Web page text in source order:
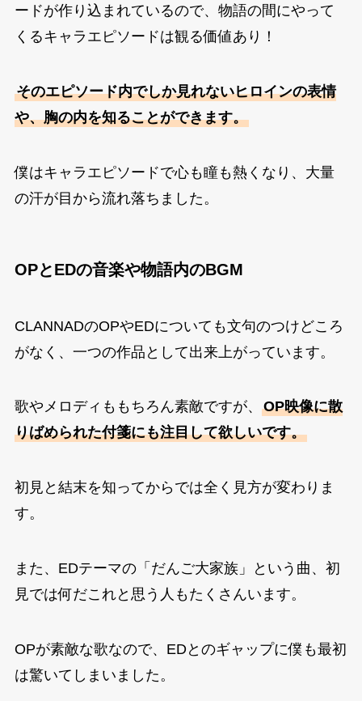
ードが作り込まれているので、物語の間にやって
くるキャラエピソードは観る価値あり！
そのエピソード内でしか見れないヒロインの表情
や、胸の内を知ることができます。
僕はキャラエピソードで心も瞳も熱くなり、大量
の汗が目から流れ落ちました。
OPとEDの音楽や物語内のBGM
CLANNADのOPやEDについても文句のつけどころ
がなく、一つの作品として出来上がっています。
歌やメロディももちろん素敵ですが、 OP映像に散
りばめられた付箋にも注目して欲しいです。
初見と結末を知ってからでは全く見方が変わりま
す。
また、EDテーマの「だんご大家族」という曲、初
見では何だこれと思う人もたくさんいます。
OPが素敵な歌なので、EDとのギャップに僕も最初
は驚いてしまいました。